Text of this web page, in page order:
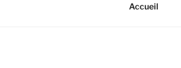
Accueil